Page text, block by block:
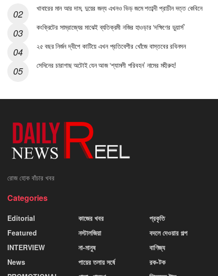
খাবারের মান আর দাম, দুয়ের জন্য এখনও ভিড় জমে শতাব্দী প্রাচীন দত্ত কেবিনে
কংক্রিটের সাম্রাজ্যের মাঝেই ব্যতিক্রমী নজির হাওড়ার ‘দক্ষিণের ডুয়ার্স’
২৫ বছর নির্জন দ্বীপে কাটিয়ে এখন প্রতিবেশীর খোঁজে বাস্তবের রবিনসন
সেদিনের চারাগাছ অটোই যেন আজ ‘শ্যামলী পরিবহন’ নামের মহীরুহ!
রোজ হোক বাঁচার খবর
Categories
Editorial
Featured
INTERVIEW
News
কাজের খবর
নস্টালজিয়া
না-মানুষ
পায়ের তলায় সর্ষে
প্রকৃতি
বদলে দেওয়ার গল্প
বাণিজ্য
রক-টক